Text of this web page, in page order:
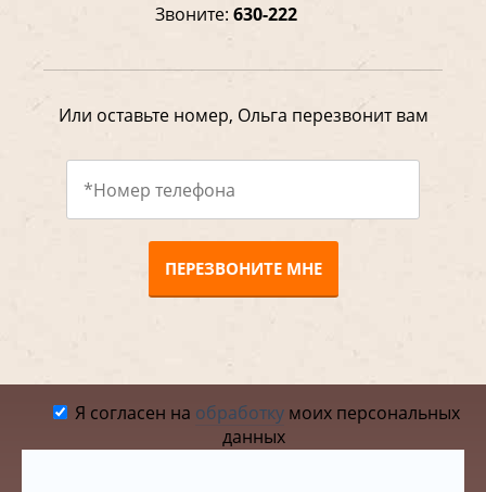
Звоните:630-222
Или оставьте номер, Ольга перезвонит вам
ПЕРЕЗВОНИТЕ МНЕ
Я согласен на обработкумоих персональных
данных